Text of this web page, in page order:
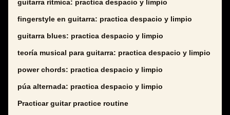
guitarra rítmica: practica despacio y limpio
fingerstyle en guitarra: practica despacio y limpio
guitarra blues: practica despacio y limpio
teoría musical para guitarra: practica despacio y limpio
power chords: practica despacio y limpio
púa alternada: practica despacio y limpio
Practicar guitar practice routine